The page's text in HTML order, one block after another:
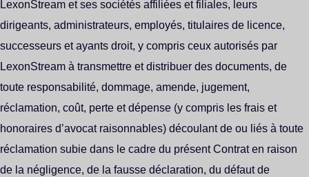
LexonStream et ses sociétés affiliées et filiales, leurs
dirigeants, administrateurs, employés, titulaires de licence,
successeurs et ayants droit, y compris ceux autorisés par
LexonStream à transmettre et distribuer des documents, de
toute responsabilité, dommage, amende, jugement,
réclamation, coût, perte et dépense (y compris les frais et
honoraires d’avocat raisonnables) découlant de ou liés à toute
réclamation subie dans le cadre du présent Contrat en raison
de la négligence, de la fausse déclaration, du défaut de